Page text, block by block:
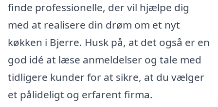
finde professionelle, der vil hjælpe dig
med at realisere din drøm om et nyt
køkken i Bjerre. Husk på, at det også er en
god idé at læse anmeldelser og tale med
tidligere kunder for at sikre, at du vælger
et pålideligt og erfarent firma.